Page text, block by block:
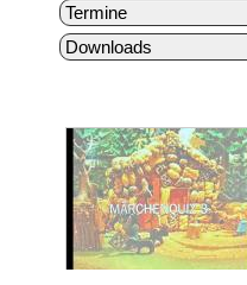
Termine
Downloads